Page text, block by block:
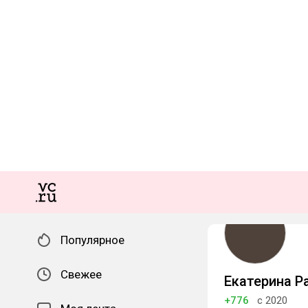
Популярное
Свежее Екатерина
+776
с 2020